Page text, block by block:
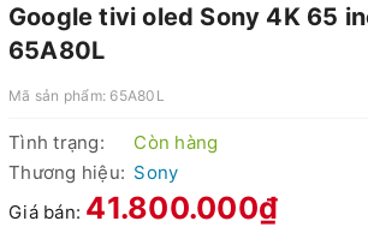
Google tivi oled Sony 4K 65
65A80L
Mã sản phẩm: 65A80L
Tình trạng:
Còn hàng
Thương hiệu: Sony
Giá bán: 41.800.000₫